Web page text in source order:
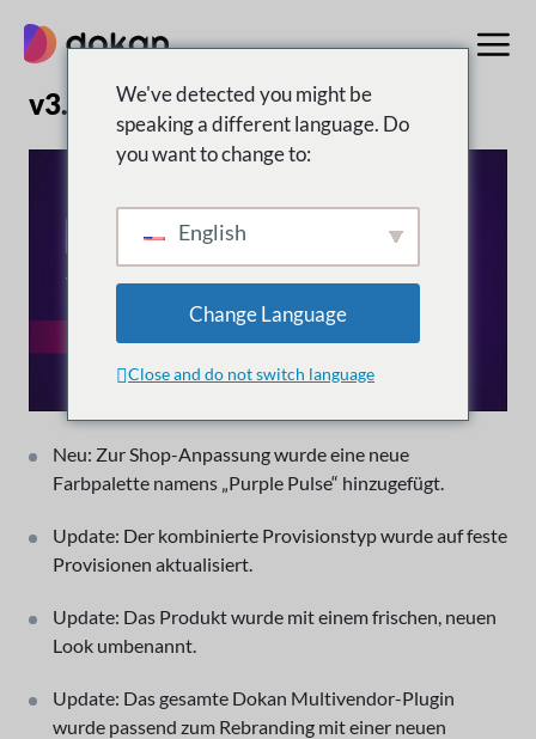
Inhalt
springen
v3.14.0 | 2. Dezember 2024
Neu: Zur Shop-Anpassung wurde eine neue
Farbpalette namens „Purple Pulse“ hinzugefügt.
Update: Der kombinierte Provisionstyp wurde auf feste
Provisionen aktualisiert.
Update: Das Produkt wurde mit einem frischen, neuen
Look umbenannt.
Update: Das gesamte Dokan Multivendor-Plugin
wurde passend zum Rebranding mit einer neuen
We've detected you might be
speaking a different language. Do
you want to change to:
English
Change Language
Close and do not switch language